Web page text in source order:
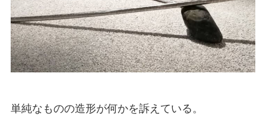
単純なものの造形が何かを訴えている。